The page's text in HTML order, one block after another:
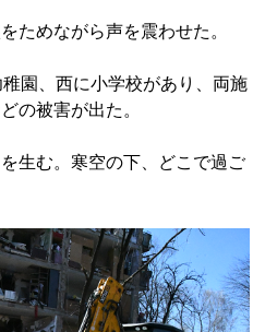
ためながら声を震わせた。
園、西に小学校があり、両施
の被害が出た。
生む。寒空の下、どこで過ご